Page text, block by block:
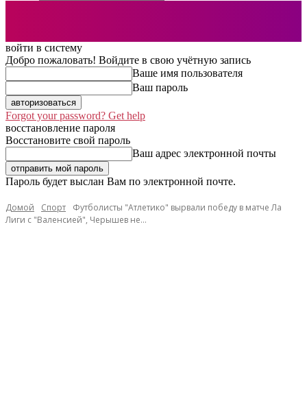
войти в систему
Добро пожаловать! Войдите в свою учётную запись
Ваше имя пользователя
Ваш пароль
Forgot your password? Get help
восстановление пароля
Восстановите свой пароль
Ваш адрес электронной почты
Пароль будет выслан Вам по электронной почте.
Домой Спорт
Футболисты "Атлетико" вырвали победу в матче Ла
Лиги с "Валенсией", Черышев не...